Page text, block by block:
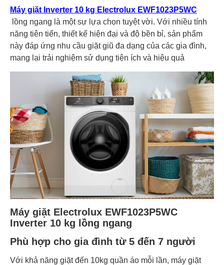
cơ
Truyền động gián tiếp (dây Curoa)
Số
người
sử
dụng
Từ 5 - 7 người
Cao 85 cm - Ngang 60 cm - Sâu 65 cm
Tiện
ích
Xả thêm Trì hoãn kết thúc Thêm quần áo khi máy đang
giặt Ngâm Lưu chương trình yêu thích Khóa trẻ em
Hẹn giờ giặt kết thúc Giặt sơ Chỉnh số vòng vắt Chỉnh
nhiệt độ nước Hygienic Care - Diệt khuẩn sau mỗi lần
giặt
Xuất Xứ & Bảo Hành
Sản
xuất
tại
Thái Lan
Năm
ra
mắt
2024
Máy giặt Inverter 10 kg Electrolux EWF1023P5WC
lồng ngang là một sự lựa chọn tuyệt vời. Với nhiều tính
năng tiên tiến, thiết kế hiện đại và độ bền bỉ, sản phẩm
này đáp ứng nhu cầu giặt giũ đa dạng của các gia đình,
mang lại trải nghiệm sử dụng tiện ích và hiệu quả
Máy giặt Electrolux EWF1023P5WC
Inverter 10 kg lồng ngang
Phù hợp cho gia đình từ 5 đến 7 người
Với khả năng giặt đến 10kg quần áo mỗi lần, máy giặt